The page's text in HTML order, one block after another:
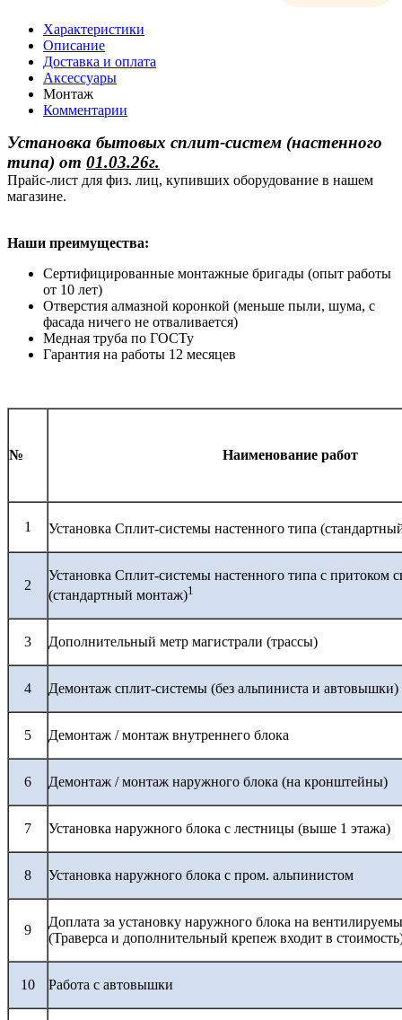
Характеристики
Описание
Доставка и оплата
Аксессуары
Монтаж
Комментарии
Установка бытовых сплит-систем (настенного
типа) от 01.03.26г.
Прайс-лист для физ. лиц, купивших оборудование в нашем
магазине.
Наши преимущества:
Сертифицированные монтажные бригады (опыт работы
от 10 лет)
Отверстия алмазной коронкой (меньше пыли, шума, с
фасада ничего не отваливается)
Медная труба по ГОСТу
Гарантия на работы 12 месяцев
№ Наименование работ
1 Установка Сплит-системы настенного типа
2
Установка Сплит-системы настенного типа с притоком
(стандартный монтаж)1
3 Дополнительный метр магистрали (трассы)
4 Демонтаж сплит-системы (без альпиниста и автовышки)
5 Демонтаж / монтаж внутреннего блока
6 Демонтаж / монтаж наружного блока (на кронштейны)
7 Установка наружного блока с лестницы (выше 1 этажа)
8 Установка наружного блока с пром. альпинистом
9
Доплата за установку наружного блока на
(Траверса и дополнительный крепеж входит в
10 Работа с автовышки